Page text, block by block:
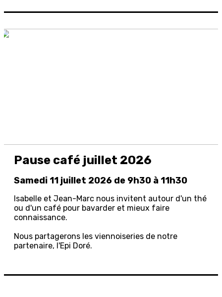
Pause café juillet 2026
Samedi 11 juillet 2026 de 9h30 à 11h30
Isabelle et Jean-Marc nous invitent autour d'un thé
ou d'un café pour bavarder et mieux faire
connaissance.
Nous partagerons les viennoiseries de notre
partenaire, l'Epi Doré.